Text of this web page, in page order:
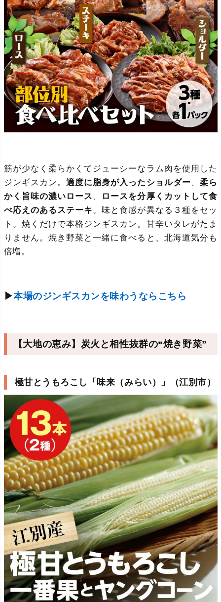
筋が少なく 柔らかくてジューシーなラム肉を使用 した
ジンギスカン。 適度に脂身が入ったショルダー、 柔ら
かく旨味の濃いロース 、
ロースを分厚くカットして食
べ応えのあるステーキ。味と食感が異なる３種をセッ
ト。焼くだけで本格ジンギスカン。甘辛いタレがたま
りません。焼き野菜と一緒に食べると、北海道気分も
倍増。
▶本場のジンギスカンを味わうならこちら
【大地の恵み】炭火と相性抜群の“焼き野菜”
極甘とうもろこし「味来（みらい）」（江別市）